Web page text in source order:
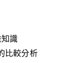
識
比較分析